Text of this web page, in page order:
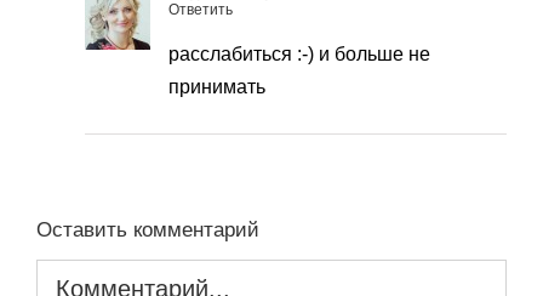
Ответить
расслабиться :-) и больше не
принимать
Оставить комментарий